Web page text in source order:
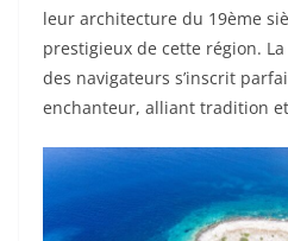
leur architecture du 19ème
prestigieux de cette région.
des navigateurs s’inscrit
enchanteur, alliant tradition